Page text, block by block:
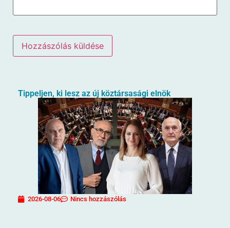
Tippeljen, ki lesz az új köztársasági elnök
2026-08-06 Nincs hozzászólás